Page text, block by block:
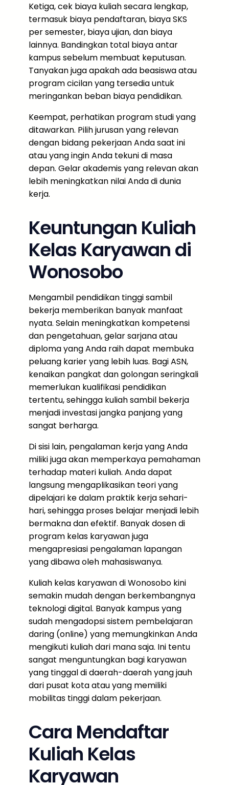
Ketiga, cek biaya kuliah secara lengkap,
termasuk biaya pendaftaran, biaya SKS
per semester, biaya ujian, dan biaya
lainnya. Bandingkan total biaya antar
kampus sebelum membuat keputusan.
Tanyakan juga apakah ada beasiswa atau
program cicilan yang tersedia untuk
meringankan beban biaya pendidikan.
Keempat, perhatikan program studi yang
ditawarkan. Pilih jurusan yang relevan
dengan bidang pekerjaan Anda saat ini
atau yang ingin Anda tekuni di masa
depan. Gelar akademis yang relevan akan
lebih meningkatkan nilai Anda di dunia
kerja.
Keuntungan Kuliah
Kelas Karyawan di
Wonosobo
Mengambil pendidikan tinggi sambil
bekerja memberikan banyak manfaat
nyata. Selain meningkatkan kompetensi
dan pengetahuan, gelar sarjana atau
diploma yang Anda raih dapat membuka
peluang karier yang lebih luas. Bagi ASN,
kenaikan pangkat dan golongan seringkali
memerlukan kualifikasi pendidikan
tertentu, sehingga kuliah sambil bekerja
menjadi investasi jangka panjang yang
sangat berharga.
Di sisi lain, pengalaman kerja yang Anda
miliki juga akan memperkaya pemahaman
terhadap materi kuliah. Anda dapat
langsung mengaplikasikan teori yang
dipelajari ke dalam praktik kerja sehari-
hari, sehingga proses belajar menjadi lebih
bermakna dan efektif. Banyak dosen di
program kelas karyawan juga
mengapresiasi pengalaman lapangan
yang dibawa oleh mahasiswanya.
Kuliah kelas karyawan di Wonosobo kini
semakin mudah dengan berkembangnya
teknologi digital. Banyak kampus yang
sudah mengadopsi sistem pembelajaran
daring (online) yang memungkinkan Anda
mengikuti kuliah dari mana saja. Ini tentu
sangat menguntungkan bagi karyawan
yang tinggal di daerah-daerah yang jauh
dari pusat kota atau yang memiliki
mobilitas tinggi dalam pekerjaan.
Cara Mendaftar
Kuliah Kelas
Karyawan